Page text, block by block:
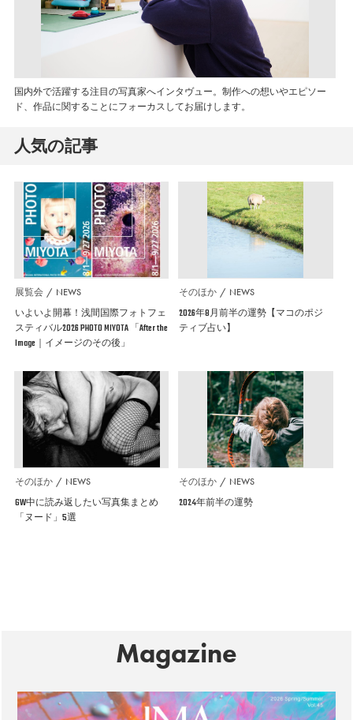
国内外で活躍する注目の写真家へインタヴュー。制作への想いやエピソー
ド、作品に関することにフォーカスしてお届けします。
人気の記事
展覧会 NEWS
いよいよ開幕！浅間国際フォトフェ
スティバル2026 PHOTO MIYOTA 「After the
Image｜イメージのその後」
そのほか NEWS
2026年8月前半の運勢【マコのポジ
ティブ占い】
そのほか NEWS
GW中に読み返したい写真集まとめ
「ヌード」5選
そのほか NEWS
2024年前半の運勢
Magazine